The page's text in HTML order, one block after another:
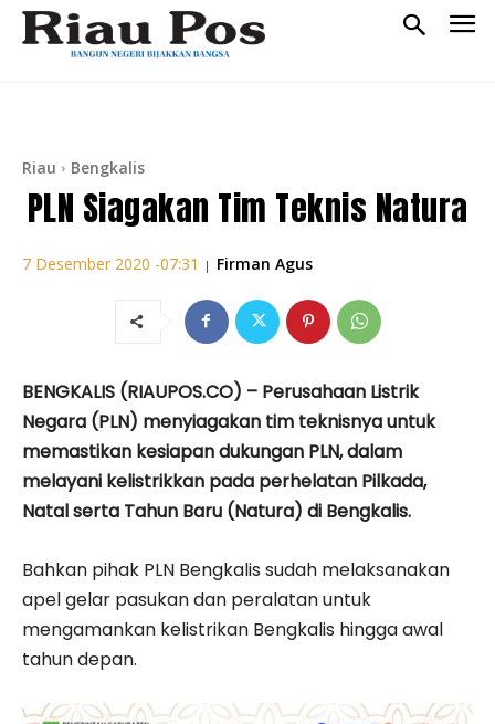
Riau Bengkalis
PLN Siagakan Tim Teknis Natura
7 Desember 2020 -07:31 | Firman Agus
BENGKALIS (RIAUPOS.CO) – Perusahaan Listrik
Negara (PLN) menyiagakan tim teknisnya untuk
memastikan kesiapan dukungan PLN, dalam
melayani kelistrikkan pada perhelatan Pilkada,
Natal serta Tahun Baru (Natura) di Bengkalis.
Bahkan pihak PLN Bengkalis sudah melaksanakan
apel gelar pasukan dan peralatan untuk
mengamankan kelistrikan Bengkalis hingga awal
tahun depan.